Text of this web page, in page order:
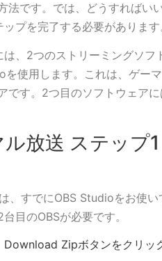
法です。では、どうすればい
プを完了する必要があります
、2つのストリーミングソフ
を使用します。これは、ゲー
です。2つ目のソフトウェア
放送 ステップ
、すでにOBS Studioをお使
目のOBSが必要です。
Download Zipボタンをクリッ